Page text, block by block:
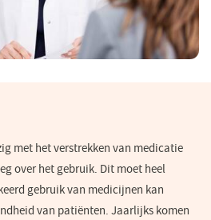
met het verstrekken van medicatie
over het gebruik. Dit moet heel
gebruik van medicijnen kan
van patiënten. Jaarlijkskomen